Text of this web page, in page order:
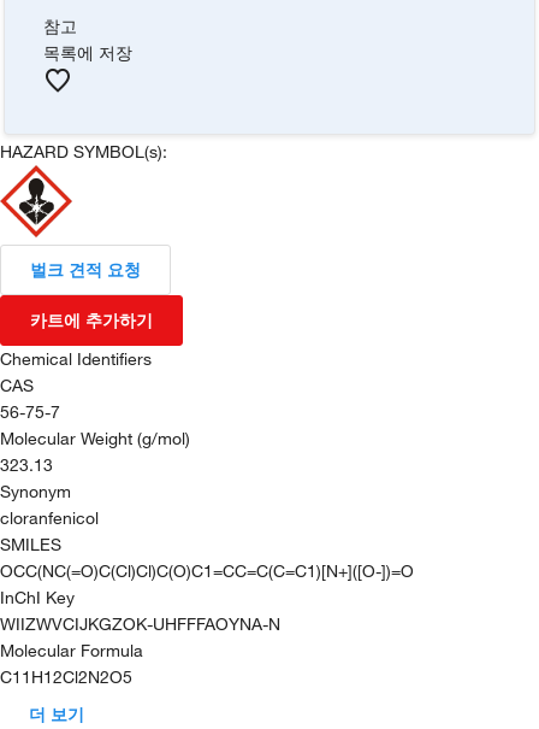
참고
목록에 저장
HAZARD SYMBOL(s):
벌크 견적 요청
카트에 추가하기
Chemical Identifiers
CAS
56-75-7
Molecular Weight (g/mol)
323.13
Synonym
cloranfenicol
SMILES
OCC(NC(=O)C(Cl)Cl)C(O)C1=CC=C(C=C1)[N+]([O-])=O
InChI Key
WIIZWVCIJKGZOK-UHFFFAOYNA-N
Molecular Formula
C11H12Cl2N2O5
더 보기